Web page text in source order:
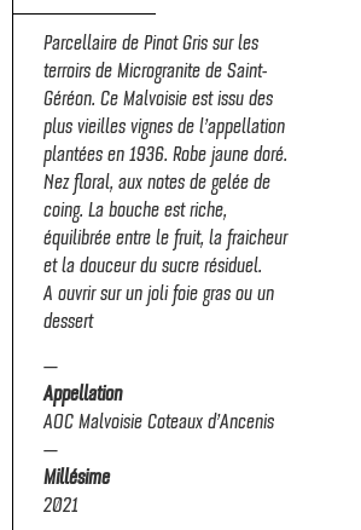
Parcellaire de Pinot Gris sur les
terroirs de Microgranite de Saint-
Géréon. Ce Malvoisie est issu des
plus vieilles vignes de l’appellation
plantées en 1936. Robe jaune doré.
Nez floral, aux notes de gelée de
coing. La bouche est riche,
équilibrée entre le fruit, la fraicheur
et la douceur du sucre résiduel.
A ouvrir sur un joli foie gras ou un
dessert
—
Appellation
AOC Malvoisie Coteaux d’Ancenis
—
Millésime
2021